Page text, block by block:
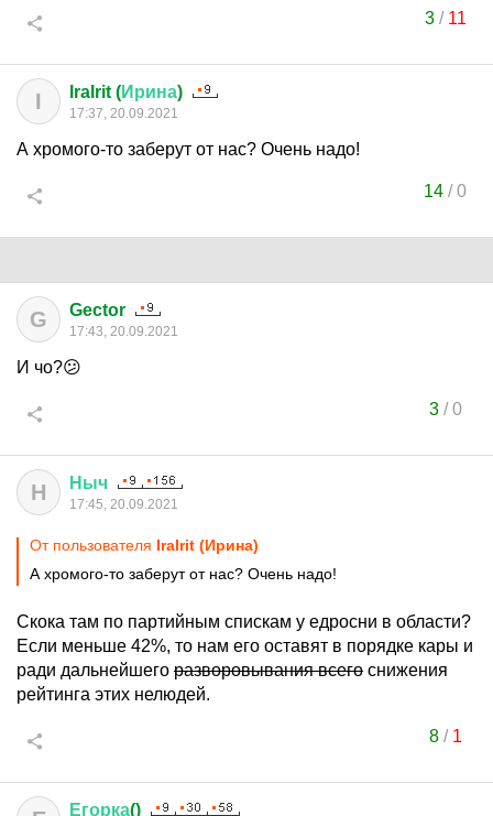
3/ 11
I IraIrit (Ирина)
17:37, 20.09.2021
А хромого-то заберут от нас? Очень надо!
14 /0
G Gector
17:43, 20.09.2021
И чо?😕
3/0
Н Ныч
17:45, 20.09.2021
От пользователя IraIrit (Ирина)
А хромого-то заберут от нас? Очень надо!
Скока там по партийным спискам у едросни в области?
Если меньше 42%, то нам его оставят в порядке кары и
ради дальнейшего разворовывания всего снижения
рейтинга этих нелюдей.
8/ 1
Егорка()